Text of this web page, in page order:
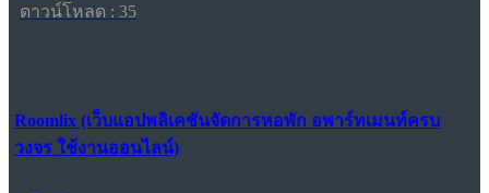
ดาวน์โหลด : 35
Roomlix (เว็บแอปพลิเคชันจัดการหอพัก อพาร์ทเมนท์ครบ
วงจร ใช้งานออนไลน์)